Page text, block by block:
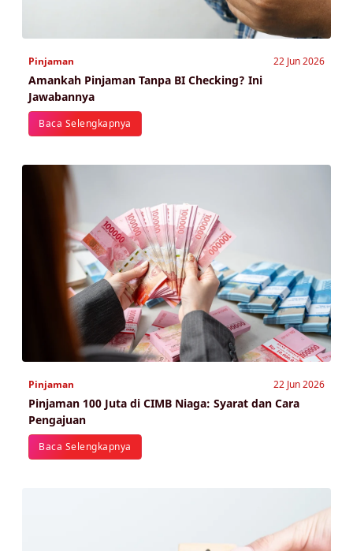
Pinjaman 22 Jun 2026
Amankah Pinjaman Tanpa BI Checking? Ini
Jawabannya
Baca Selengkapnya
Pinjaman 22 Jun 2026
Pinjaman 100 Juta di CIMB Niaga: Syarat dan Cara
Pengajuan
Baca Selengkapnya